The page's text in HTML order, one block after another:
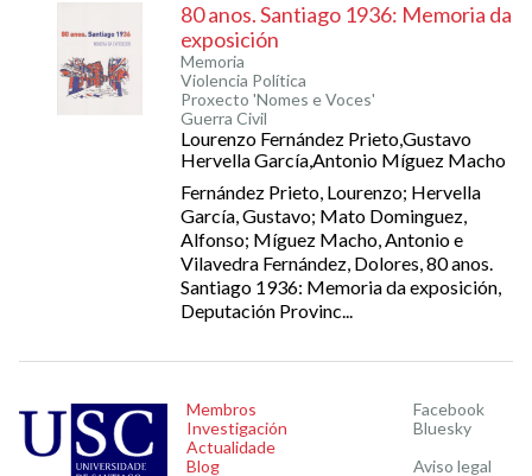
80 anos. Santiago 1936: Memoria da
exposición
Memoria
Violencia Política
Proxecto 'Nomes e Voces'
Guerra Civil
Lourenzo Fernández Prieto,Gustavo
Hervella García,Antonio Míguez Macho
Fernández Prieto, Lourenzo; Hervella
García, Gustavo; Mato Dominguez,
Alfonso; Míguez Macho, Antonio e
Vilavedra Fernández, Dolores, 80 anos.
Santiago 1936: Memoria da exposición,
Deputación Provinc...
Membros
Investigación
Actualidade
Blog
Facebook
Bluesky
Aviso legal